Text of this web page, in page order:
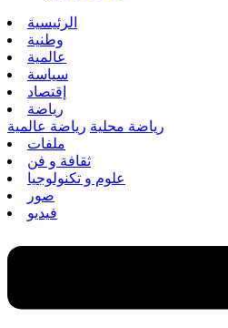
الرئيسية
وطنية
عالمية
سياسة
إقتصاد
رياضة
رياضة محلية رياضة عالمية
ملفات
ثقافة و فن
علوم و تكنولوجيا
صور
فيديو